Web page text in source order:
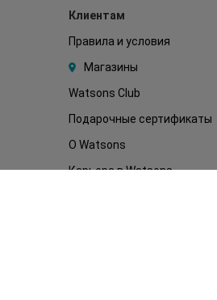
Клиентам
Правила и условия
Магазины
Watsons Club
Подарочные сертификаты
О Watsons
Карьера в Watsons